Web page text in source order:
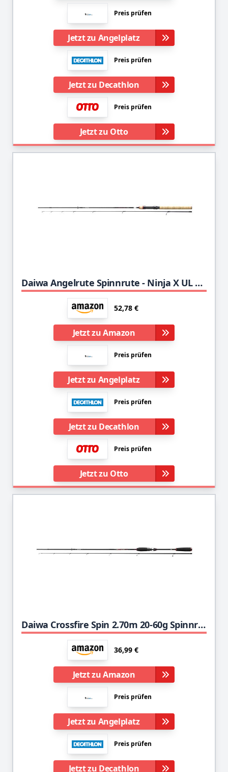
Preis prüfen
Jetzt zu Angelplatz
Preis prüfen
Jetzt zu Decathlon
Preis prüfen
Jetzt zu Otto
Daiwa Angelrute Spinnrute - Ninja X UL Spin 1,90m 1-9g 2 Teile
52,78 €
Jetzt zu Amazon
Preis prüfen
Jetzt zu Angelplatz
Preis prüfen
Jetzt zu Decathlon
Preis prüfen
Jetzt zu Otto
Daiwa Crossfire Spin 2.70m 20-60g Spinnrute
36,99 €
Jetzt zu Amazon
Preis prüfen
Jetzt zu Angelplatz
Preis prüfen
Jetzt zu Decathlon